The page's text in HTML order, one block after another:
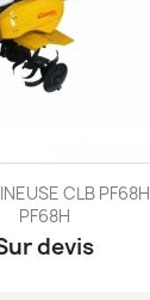
CLB PF68H
PF68H
Prix
devis